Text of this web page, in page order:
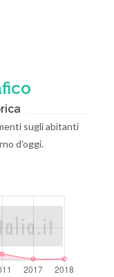
sugli abitanti
d'oggi.